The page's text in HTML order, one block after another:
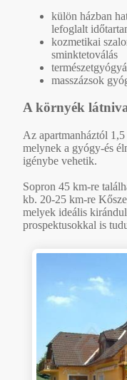
külön házban
lefoglalt
kozmetikai
sminktetoválás
masszázsok
A környék
Az apartmanháztól
melynek a gyógy-és
igénybe vehetik.
Sopron 45 km-re
kb. 20-25 km-re
melyek ideális
prospektusokkal is